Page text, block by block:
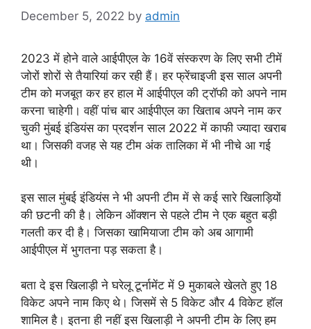
December 5, 2022 by admin
2023 में होने वाले आईपीएल के 16वें संस्करण के लिए सभी टीमें
जोरों शोरों से तैयारियां कर रही हैं। हर फ्रेंचाइजी इस साल अपनी
टीम को मजबूत कर हर हाल में आईपीएल की ट्रॉफी को अपने नाम
करना चाहेगी। वहीं पांच बार आईपीएल का खिताब अपने नाम कर
चुकी मुंबई इंडियंस का प्रदर्शन साल 2022 में काफी ज्यादा खराब
था। जिसकी वजह से यह टीम अंक तालिका में भी नीचे आ गई
थी।
इस साल मुंबई इंडियंस ने भी अपनी टीम में से कई सारे खिलाड़ियों
की छटनी की है। लेकिन ऑक्शन से पहले टीम ने एक बहुत बड़ी
गलती कर दी है। जिसका खामियाजा टीम को अब आगामी
आईपीएल में भुगतना पड़ सकता है।
बता दे इस खिलाड़ी ने घरेलू टूर्नामेंट में 9 मुकाबले खेलते हुए 18
विकेट अपने नाम किए थे। जिसमें से 5 विकेट और 4 विकेट हॉल
शामिल है। इतना ही नहीं इस खिलाड़ी ने अपनी टीम के लिए हम